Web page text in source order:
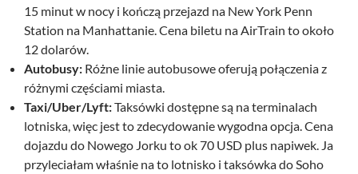
15 minut w nocy i kończą przejazd na New York Penn
Station na Manhattanie. Cena biletu na AirTrain to około
12 dolarów.
Autobusy: Różne linie autobusowe oferują połączenia z
różnymi częściami miasta.
Taxi/Uber/Lyft:Taksówki dostępne są na terminalach
lotniska, więc jest to zdecydowanie wygodna opcja. Cena
dojazdu do Nowego Jorku to ok 70 USD plus napiwek. Ja
przyleciałam właśnie na to lotnisko i taksówka do Soho